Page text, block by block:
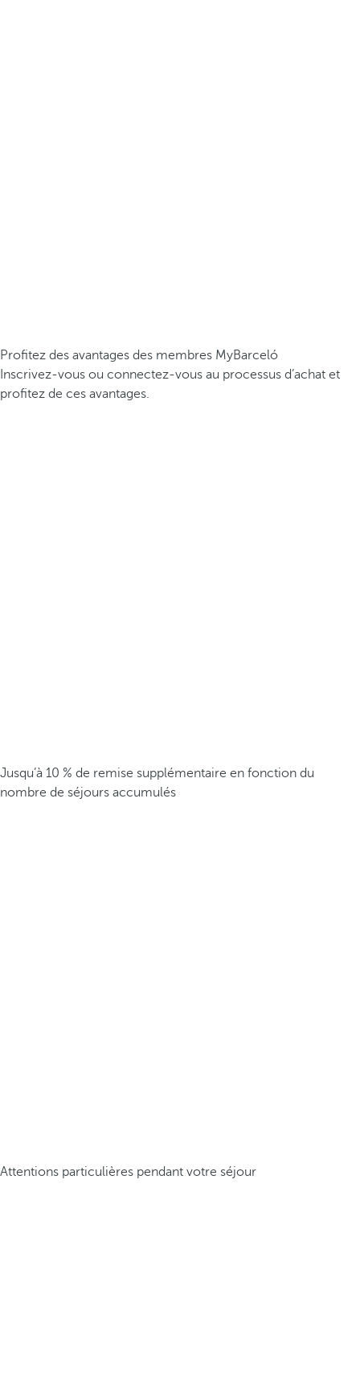
Profitez des avantages des membres MyBarceló
Inscrivez-vous ou connectez-vous au processus d’achat et
profitez de ces avantages.
Jusqu’à 10 % de remise supplémentaire en fonction du
nombre de séjours accumulés
Attentions particulières pendant votre séjour